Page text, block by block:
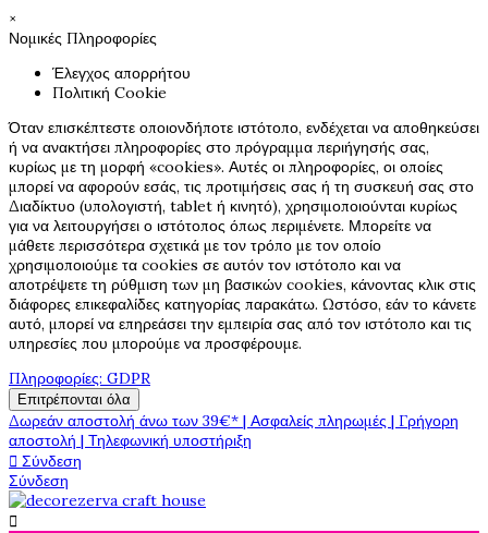
×
Νομικές Πληροφορίες
Έλεγχος απορρήτου
Πολιτική Cookie
Όταν επισκέπτεστε οποιονδήποτε ιστότοπο, ενδέχεται να αποθηκεύσει
ή να ανακτήσει πληροφορίες στο πρόγραμμα περιήγησής σας,
κυρίως με τη μορφή «cookies». Αυτές οι πληροφορίες, οι οποίες
μπορεί να αφορούν εσάς, τις προτιμήσεις σας ή τη συσκευή σας στο
Διαδίκτυο (υπολογιστή, tablet ή κινητό), χρησιμοποιούνται κυρίως
για να λειτουργήσει ο ιστότοπος όπως περιμένετε. Μπορείτε να
μάθετε περισσότερα σχετικά με τον τρόπο με τον οποίο
χρησιμοποιούμε τα cookies σε αυτόν τον ιστότοπο και να
αποτρέψετε τη ρύθμιση των μη βασικών cookies, κάνοντας κλικ στις
διάφορες επικεφαλίδες κατηγορίας παρακάτω. Ωστόσο, εάν το κάνετε
αυτό, μπορεί να επηρεάσει την εμπειρία σας από τον ιστότοπο και τις
υπηρεσίες που μπορούμε να προσφέρουμε.
Πληροφορίες: GDPR
Επιτρέπονται όλα
Δωρεάν αποστολή άνω των 39€* | Ασφαλείς πληρωμές | Γρήγορη
αποστολή | Τηλεφωνική υποστήριξη
 Σύνδεση
Σύνδεση
